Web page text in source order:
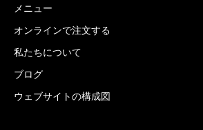
メニュー
オンラインで注文する
私たちについて
ブログ
ウェブサイトの構成図